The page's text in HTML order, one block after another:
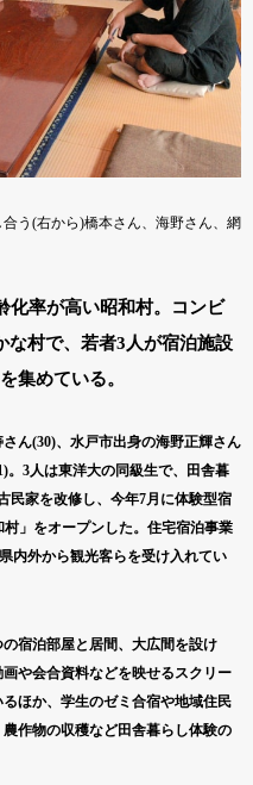
う(右から)橋本さん、海野さん、網
化率が高い昭和村。コンビ
な村で、若者3人が宿泊施設
集めている。
ん(30)、水戸市出身の海野正輝さん
。3人は東洋大の同級生で、田舎暮
民家を改修し、今年7月に体験型宿
」をオープンした。住宅宿泊事業
内外から観光客らを受け入れてい
宿泊部屋と居間、大広間を設け
や会合資料などを映せるスクリー
ほか、学生のゼミ合宿や地域住民
作物の収穫など田舎暮らし体験の